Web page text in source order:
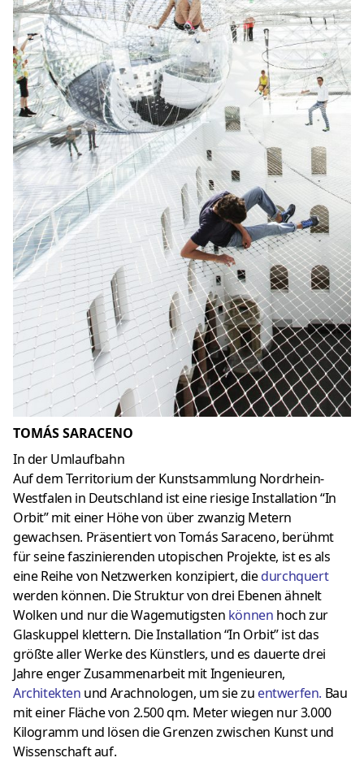
TOMÁS SARACENO
In der Umlaufbahn
Auf dem Territorium der Kunstsammlung Nordrhein-
Westfalen in Deutschland ist eine riesige Installation “In
Orbit” mit einer Höhe von über zwanzig Metern
gewachsen. Präsentiert von Tomás Saraceno, berühmt
für seine faszinierenden utopischen Projekte, ist es als
eine Reihe von Netzwerken konzipiert, diedurchquert
werden können. Die Struktur von drei Ebenen ähnelt
Wolken und nur die Wagemutigsten können hoch zur
Glaskuppel klettern. Die Installation “In Orbit” ist das
größte aller Werke des Künstlers, und es dauerte drei
Jahre enger Zusammenarbeit mit Ingenieuren,
Architekten und Arachnologen, um sie zu entwerfen. Bau
mit einer Fläche von 2.500 qm. Meter wiegen nur 3.000
Kilogramm und lösen die Grenzen zwischen Kunst und
Wissenschaft auf.